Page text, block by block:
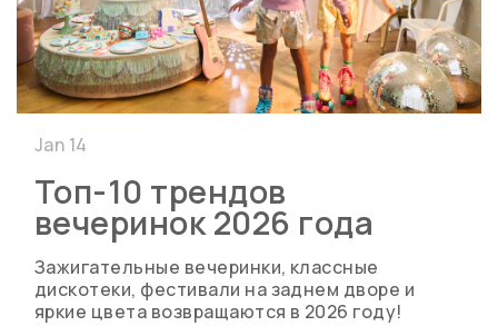
Топ-10 трендов
вечеринок 2026 года
Зажигательные вечеринки, классные
дискотеки, фестивали на заднем дворе и
яркие цвета возвращаются в 2026 году!
Jan 14